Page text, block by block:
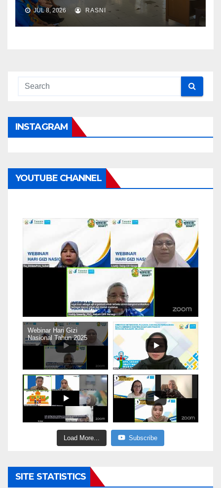
JUL 8, 2026 RASNI
INSTAGRAM
YOUTUBE CHANNEL
Webinar Hari Gizi
Nasional Tahun 2025
Load More... Subscribe
SITE STATISTICS